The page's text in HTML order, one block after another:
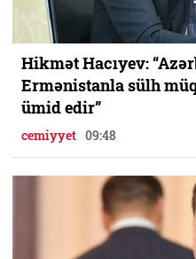
Hikmət Hacıyev:
Ermənistanla sülh
ümid edir”
cemiyyet 09:48